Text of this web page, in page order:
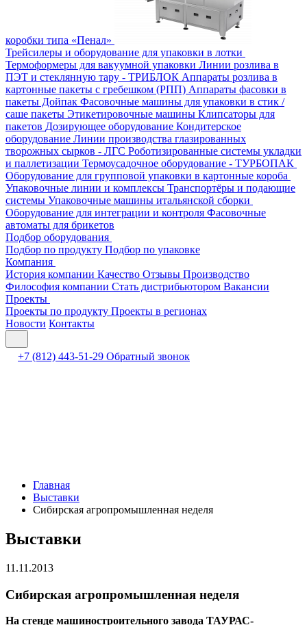
коробки типа «Пенал»
Трейсилеры и оборудование для упаковки в лотки
Термоформеры для вакуумной упаковки Линии розлива в
ПЭТ и стеклянную тару - ТРИБЛОК Аппараты розлива в
картонные пакеты с гребешком (РПП) Аппараты фасовки в
пакеты Дойпак Фасовочные машины для упаковки в стик /
саше пакеты Этикетировочные машины Клипсаторы для
пакетов Дозирующее оборудование Кондитерское
оборудование Линии производства глазированных
творожных сырков - ЛГС Роботизированные системы укладки
и паллетизации Термоусадочное оборудование - ТУРБОПАК
Оборудование для групповой упаковки в картонные короба
Упаковочные линии и комплексы Транспортёры и подающие
системы Упаковочные машины итальянской сборки
Оборудование для интеграции и контроля Фасовочные
автоматы для брикетов
Подбор оборудования
Подбор по продукту Подбор по упаковке
Компания
История компании Качество Отзывы Производство
Философия компании Стать дистрибьютором Вакансии
Проекты
Проекты по продукту Проекты в регионах
Новости Контакты
+7 (812) 443-51-29 Обратный звонок
Главная
Выставки
Сибирская агропромышленная неделя
Выставки
11.11.2013
Сибирская агропромышленная неделя
На стенде машиностроительного завода ТАУРАС-